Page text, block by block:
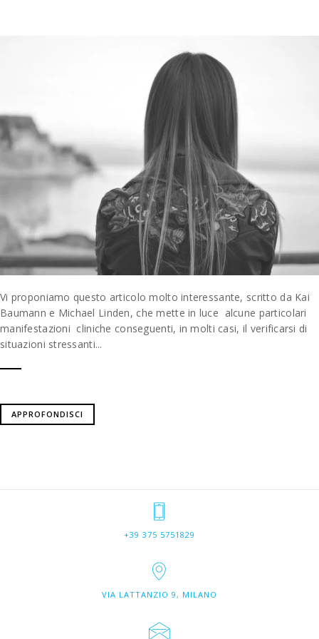
Vi proponiamo questo articolo molto interessante, scritto da Kai
Baumann e Michael Linden, che mette in luce alcune particolari
manifestazioni cliniche conseguenti, in molti casi, il verificarsi di
situazioni stressanti...
APPROFONDISCI
+39 375 5751829
VIA LATTANZIO 9, MILANO